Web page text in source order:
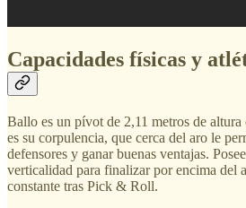
Capacidades físicas y
Ballo es un pívot de 2,11 metros de
es su corpulencia, que cerca del aro le
defensores y ganar buenas ventajas.
verticalidad para finalizar por encima del
constante tras Pick & Roll.